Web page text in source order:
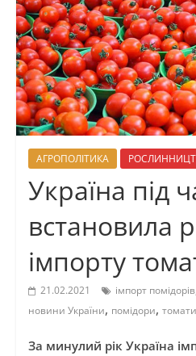
АГРОПОЛІТИКА
Україна під
встановила
імпорту
21.02.2021 імпорт помідорів
новини України, помідори, томати
За минулий рік Україна